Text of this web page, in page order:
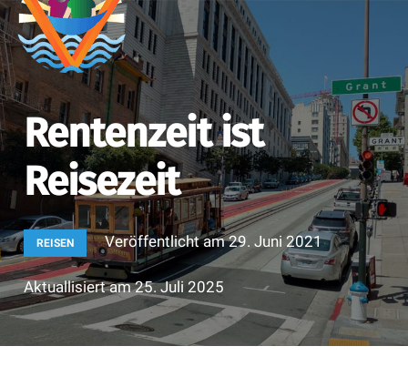
Rentenzeit ist
Reisezeit
REISEN Veröffentlicht am29. Juni 2021
Aktuallisiert am25. Juli 2025